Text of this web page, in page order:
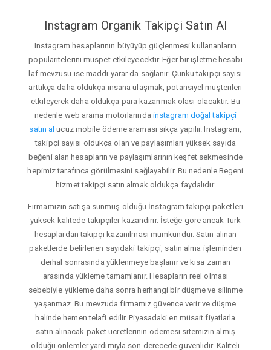
Instagram Organik Takipçi Satın Al
Instagram hesaplarının büyüyüp güçlenmesi kullananların
popülaritelerini müspet etkileyecektir. Eğer bir işletme hesabı
laf mevzusu ise maddi yarar da sağlanır. Çünkü takipçi sayısı
arttıkça daha oldukça insana ulaşmak, potansiyel müşterileri
etkileyerek daha oldukça para kazanmak olası olacaktır. Bu
nedenle web arama motorlarında instagram doğal takipçi
satın al ucuz mobile ödeme araması sıkça yapılır. Instagram,
takipçi sayısı oldukça olan ve paylaşımları yüksek sayıda
beğeni alan hesapların ve paylaşımlarının keşfet sekmesinde
hepimiz tarafınca görülmesini sağlayabilir. Bu nedenle Begeni
hizmet takipçi satın almak oldukça faydalıdır.
Firmamızın satışa sunmuş olduğu İnstagram takipçi paketleri
yüksek kalitede takipçiler kazandırır. İsteğe gore ancak Türk
hesaplardan takipçi kazanılması mümkündür. Satın alınan
paketlerde belirlenen sayıdaki takipçi, satın alma işleminden
derhal sonrasında yüklenmeye başlanır ve kısa zaman
arasında yükleme tamamlanır. Hesapların reel olması
sebebiyle yükleme daha sonra herhangi bir düşme ve silinme
yaşanmaz. Bu mevzuda firmamız güvence verir ve düşme
halinde hemen telafi edilir. Piyasadaki en müsait fiyatlarla
satın alınacak paket ücretlerinin ödemesi sitemizin almış
olduğu önlemler yardımıyla son derecede güvenlidir. Kaliteli